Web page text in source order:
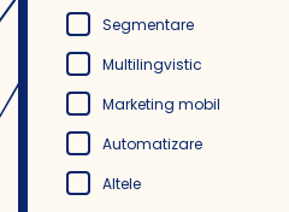
Segmentare
Multilingvistic
Marketing mobil
Automatizare
Altele